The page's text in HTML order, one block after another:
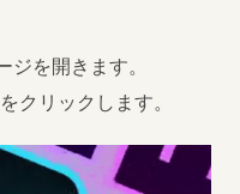
ジを開きます。
クリックします。